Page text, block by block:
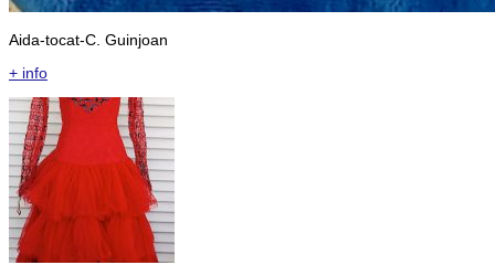
Aida-tocat-C. Guinjoan
+ info